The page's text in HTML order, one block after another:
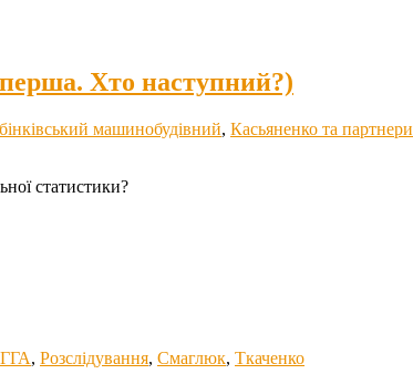
перша. Хто наступний?)
машинобудівний, Касьяненко та партнери
статистики?
, Розслідування, Смаглюк, Ткаченко